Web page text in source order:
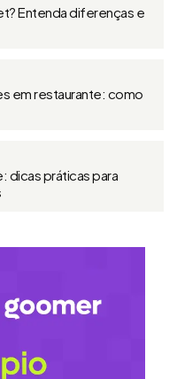
Entenda diferenças e
em restaurante: como
dicas práticas para